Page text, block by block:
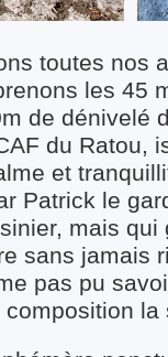
toutes nos
les 45
de dénivelé
du Ratou,
et
Patrick le
mais qui
sans jamais
pas pu
la